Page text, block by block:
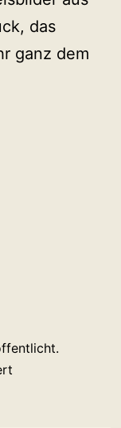
das
ganz dem